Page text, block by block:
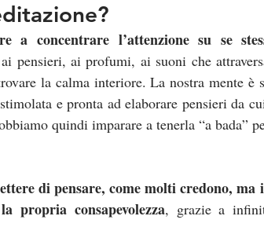
a concentrare l’attenzione su se
pensieri, ai profumi, ai suoni che
la calma interiore. La nostra mente è
e pronta ad elaborare pensieri da
quindi imparare a tenerla “a bada”
di pensare, come molti credono, ma
propria consapevolezza, grazie a